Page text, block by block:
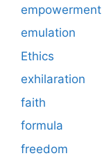
empowerment
emulation
Ethics
exhilaration
faith
formula
freedom